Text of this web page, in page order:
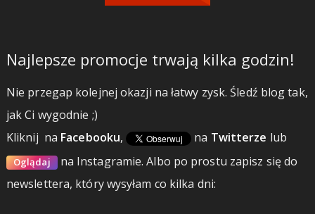
Najlepsze promocje trwają kilka godzin!
Nie przegap kolejnej okazji na łatwy zysk. Śledź blog tak,
jak Ci wygodnie ;)
Kliknij na Facebooku, na Twitterze lub
Oglądaj na Instagramie.Albo po prostu zapisz się do
newslettera, który wysyłam co kilka dni: